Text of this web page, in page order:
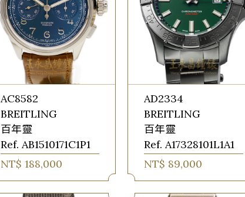
AC8582
BREITLING
百年靈
Ref. AB1510171C1P1
NT$ 188,000
AD2334
BREITLING
百年靈
Ref. A17328101L1A1
NT$ 89,000